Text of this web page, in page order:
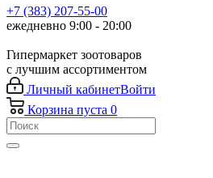
+7 (383) 207-55-00
ежедневно 9:00 - 20:00
Гипермаркет зоотоваров
с лучшим ассортиментом
Личный кабинетВойти
Корзина пуста 0